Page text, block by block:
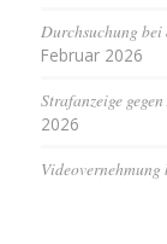
Durchsuchung bei
Februar 2026
Strafanzeige
2026